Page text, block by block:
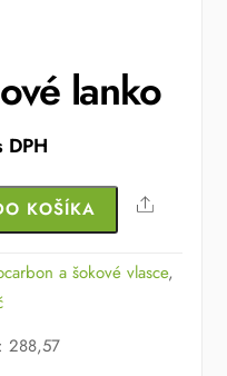
lanko
DPH
KOŠÍKA Share
a šokové vlasce,
:288,57